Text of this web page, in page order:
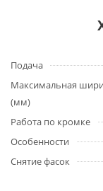
Подача
Максимальная
(мм)
Работа по кромке
Особенности
Снятие фасок